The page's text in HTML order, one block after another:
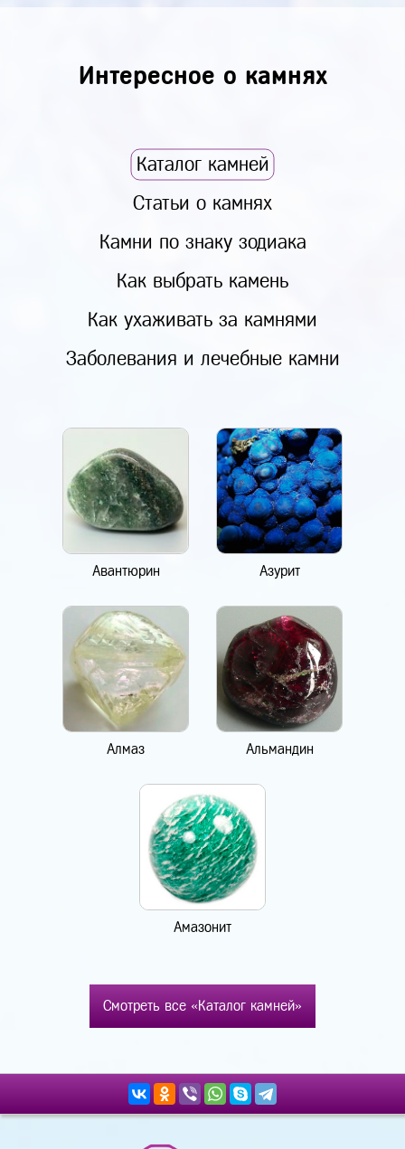
Интересное о камнях
Каталог камней
Статьи о камнях
Камни по знаку зодиака
Как выбрать камень
Как ухаживать за камнями
Заболевания и лечебные камни
Авантюрин Азурит
Алмаз Альмандин
Амазонит
Смотреть все «Каталог камней»